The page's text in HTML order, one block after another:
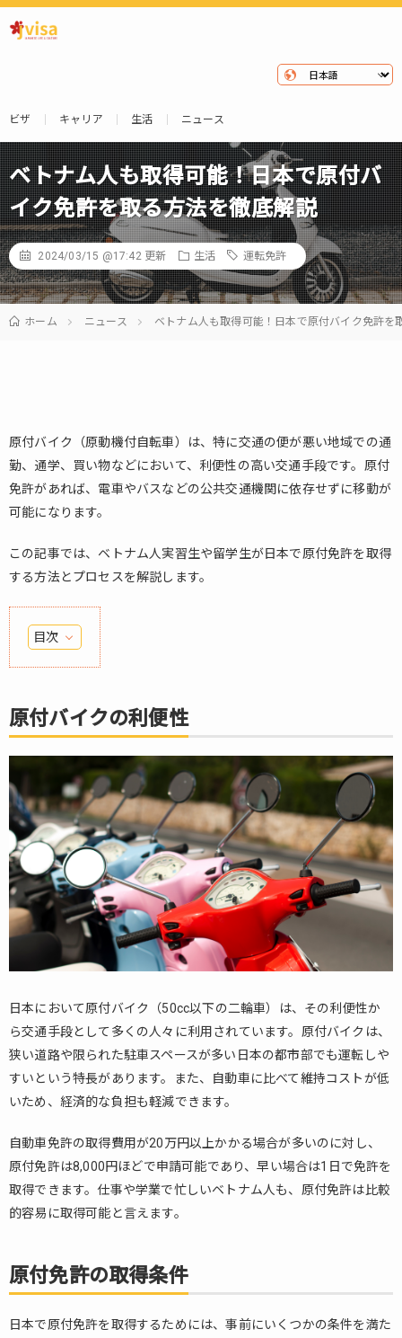
ビザ キャリア 生活 ニュース
ベトナム人も取得可能！日本で原付バ
イク免許を取る方法を徹底解説
2024/03/15 @17:42更新 生活 運転免許
ホーム ニュース ベトナム人も取得可能！日本で原付バイク免許を
原付バイク（原動機付自転車）は、特に交通の便が悪い地域での通
勤、通学、買い物などにおいて、利便性の高い交通手段です。原付
免許があれば、電車やバスなどの公共交通機関に依存せずに移動が
可能になります。
この記事では、ベトナム人実習生や留学生が日本で原付免許を取得
する方法とプロセスを解説します。
目次
1.
付
バ
利
便
性
2.
原
免
得
件
付
許
の
取
プ
ス
1. 学
原付バイクの利便性
日本において原付バイク（50cc以下の二輪車）は、その利便性か
ら交通手段として多くの人々に利用されています。原付バイクは、
狭い道路や限られた駐車スペースが多い日本の都市部でも運転しや
すいという特長があります。また、自動車に比べて維持コストが低
いため、経済的な負担も軽減できます。
自動車免許の取得費用が20万円以上かかる場合が多いのに対し、
原付免許は8,000円ほどで申請可能であり、早い場合は1日で免許を
取得できます。仕事や学業で忙しいベトナム人も、原付免許は比較
的容易に取得可能と言えます。
原付免許の取得条件
日本で原付免許を取得するためには、事前にいくつかの条件を満た